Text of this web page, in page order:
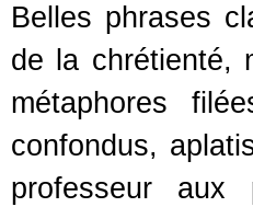
Belles phrases
de la chrétienté,
métaphores
confondus,
professeur aux